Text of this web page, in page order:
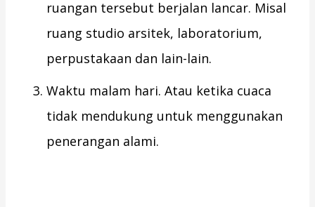
ruangan tersebut berjalan lancar. Misal
ruang studio arsitek, laboratorium,
perpustakaan dan lain-lain.
Waktu malam hari. Atau ketika cuaca
tidak mendukung untuk menggunakan
penerangan alami.